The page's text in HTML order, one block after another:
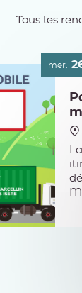
Tous les
mer.